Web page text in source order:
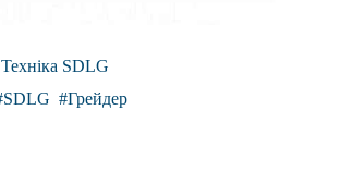
Техніка SDLG
SDLG Грейдер